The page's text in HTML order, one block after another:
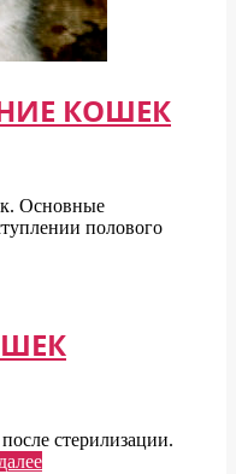
КОШЕК
Основные
полового
стерилизации.